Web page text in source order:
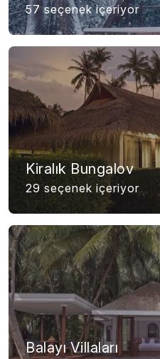
57 seçenek içeriyor
Kiralık Bungalov
29 seçenek içeriyor
Balayı Villaları